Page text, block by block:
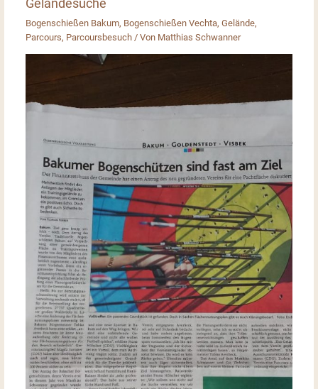
Geländesuche
Bogenschießen Bakum, Bogenschießen Vechta,Gelände,
Parcours, Parcoursbesuch / Von Matthias Schwanner